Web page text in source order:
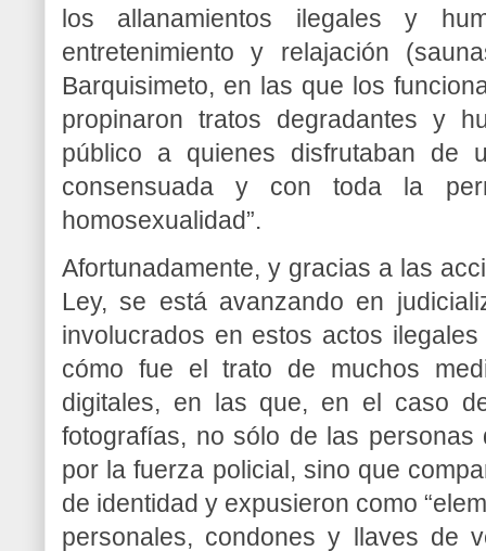
los allanamientos ilegales y
entretenimiento y relajación
Barquisimeto, en las que los
propinaron tratos degradantes y
público a quienes disfrutaban de
consensuada y con toda la
homosexualidad”.
Afortunadamente, y gracias a las
Ley, se está avanzando en
involucrados en estos actos
cómo fue el trato de muchos
digitales, en las que, en el caso
fotografías, no sólo de las personas
por la fuerza policial, sino que
de identidad y expusieron como
personales, condones y llaves de